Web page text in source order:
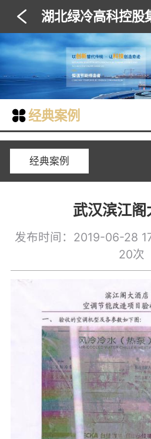
湖北绿冷高科控股
经典案例
经典案例
武汉滨江阁
发布时间：2019-06-28
20次